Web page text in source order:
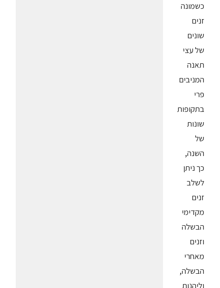
כשמונה
זנים
שונים
של עצי
תאנה
המניבים
פרי
בתקופות
שונות
של
השנה,
כך ניתן
לשלב
זנים
מקדימי
הבשלה
וזנים
מאחרי
הבשלה,
וליהנות